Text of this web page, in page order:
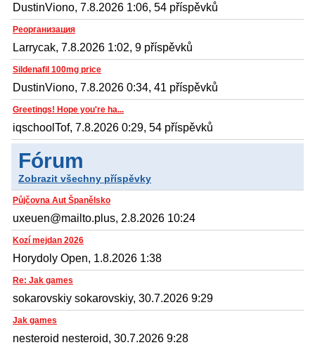
DustinViono, 7.8.2026 1:06, 54 příspěvků
Реорганизация
Larrycak, 7.8.2026 1:02, 9 příspěvků
Sildenafil 100mg price
DustinViono, 7.8.2026 0:34, 41 příspěvků
Greetings! Hope you're ha...
iqschoolTof, 7.8.2026 0:29, 54 příspěvků
Fórum
Zobrazit všechny příspěvky
Půjčovna Aut Španělsko
uxeuen@mailto.plus, 2.8.2026 10:24
Kozí mejdan 2026
Horydoly Open, 1.8.2026 1:38
Re: Jak games
sokarovskiy sokarovskiy, 30.7.2026 9:29
Jak games
nesteroid nesteroid, 30.7.2026 9:28